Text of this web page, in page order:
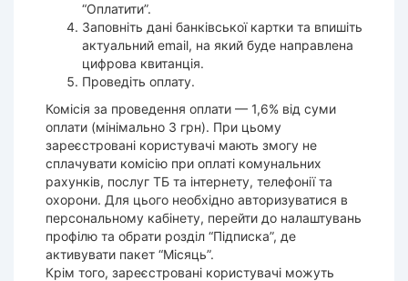
“Оплатити”.
Заповніть дані банківської картки та впишіть
актуальний email, на який буде направлена
цифрова квитанція.
Проведіть оплату.
Комісія за проведення оплати — 1,6% від суми
оплати (мінімально 3 грн). При цьому
зареєстровані користувачі мають змогу не
сплачувати комісію при оплаті комунальних
рахунків, послуг ТБ та інтернету, телефонії та
охорони. Для цього необхідно авторизуватися в
персональному кабінету, перейти до налаштувань
профілю та обрати розділ “Підписка”, де
активувати пакет “Місяць”.
Крім того, зареєстровані користувачі можуть